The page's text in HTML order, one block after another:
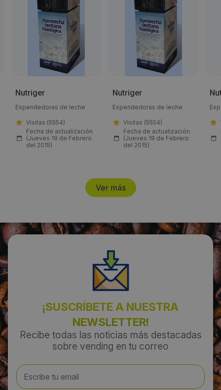
nutriger@gmail.com
http://nutriger.com/
Visitas a producto:
5444
Martes 24 Diciembre 2013
Nutriger
Expendedoras de leche
Visitas (5554)
Fecha de actualización
(Jueves 19 de Febrero
del 2015)
Nutriger
Expendedoras de leche
Visitas (5554)
Fecha de actualización
(Jueves 19 de Febrero
del 2015)
Ver más
¡SUSCRÍBETE A NUESTRA
NEWSLETTER!
Recibe todas las noticias más destacadas
sobre vending en tu correo